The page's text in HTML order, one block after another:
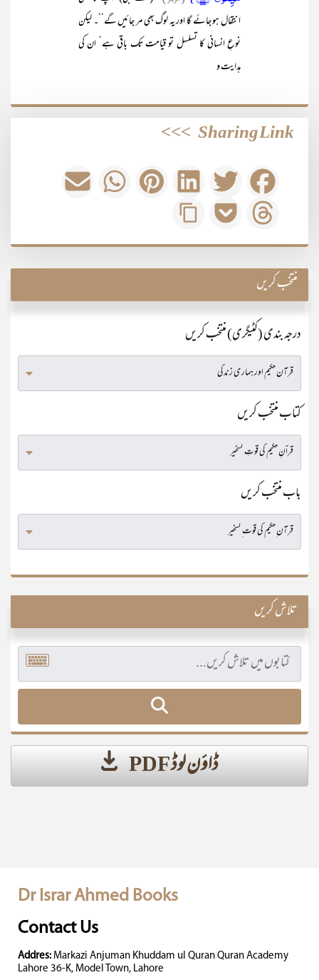
انتقال ہو جائے گا اور یہ لوگ بھی مر جائیں گے‘‘۔ لیکن
نوعِ انسانی کا تسلسل تو قیامت تک باقی ہے‘ ان کی
ہدایت و
Sharing Link
>>>
منتخب کریں
درجہ بندی (کٹیگری) منتخب کریں
کتاب منتخب کریں
باب منتخب کریں
تلاش کریں
ڈاؤن لوڈ PDF
Dr Israr Ahmed Books
Contact Us
Addres: Markazi Anjuman Khuddam ul Quran Quran Academy
Lahore 36-K, Model Town, Lahore